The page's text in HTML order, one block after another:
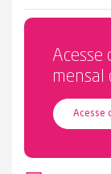
Acesse
mensal
Acesse